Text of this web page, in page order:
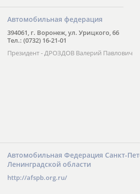
Автомобильная федерация
394061, г. Воронеж, ул. Урицкого, 66
Тел.: (0732) 16-21-01
Президент - ДРОЗДОВ Валерий Павлович
Автомобильная Федерация Санкт-
Ленинградской области
http://afspb.org.ru/